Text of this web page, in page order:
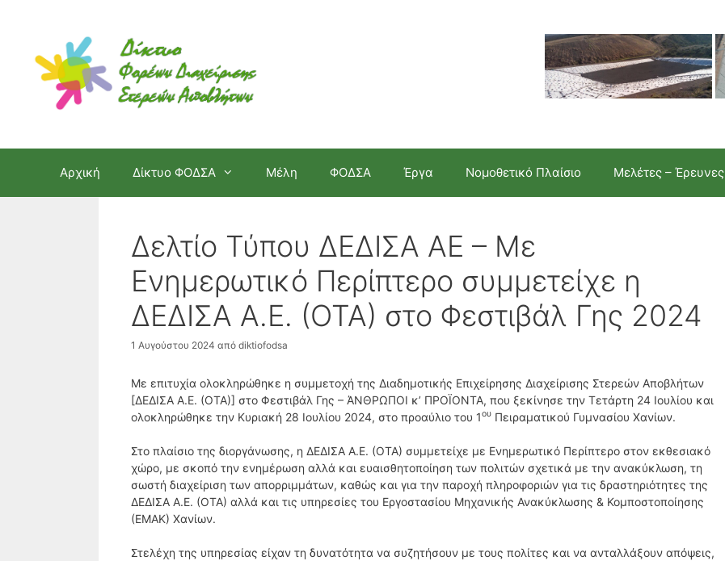
περιεχόμενο
Αρχική Δίκτυο ΦΟΔΣΑ Μέλη ΦΟΔΣΑ Έργα Νομοθετικό Πλαίσιο Μελέτες – Έρευνες
Δελτίο Τύπου ΔΕΔΙΣΑ ΑΕ – Με
Ενημερωτικό Περίπτερο συμμετείχε η
ΔΕΔΙΣΑ Α.Ε. (ΟΤΑ) στο Φεστιβάλ Γης 2024
1 Αυγούστου 2024 από diktiofodsa
Με επιτυχία ολοκληρώθηκε η συμμετοχή της Διαδημοτικής Επιχείρησης Διαχείρισης Στερεών Αποβλήτων
[ΔΕΔΙΣΑ Α.Ε. (ΟΤΑ)] στο Φεστιβάλ Γης – ΆΝΘΡΩΠΟΙ κ’ ΠΡΟΪΟΝΤΑ, που ξεκίνησε την Τετάρτη 24 Ιουλίου και
ολοκληρώθηκε την Κυριακή 28 Ιουλίου 2024, στο προαύλιο του 1ου Πειραματικού Γυμνασίου Χανίων.
Στο πλαίσιο της διοργάνωσης, η ΔΕΔΙΣΑ Α.Ε. (ΟΤΑ) συμμετείχε με Ενημερωτικό Περίπτερο στον εκθεσιακό
χώρο, με σκοπό την ενημέρωση αλλά και ευαισθητοποίηση των πολιτών σχετικά με την ανακύκλωση, τη
σωστή διαχείριση των απορριμμάτων, καθώς και για την παροχή πληροφοριών για τις δραστηριότητες της
ΔΕΔΙΣΑ Α.Ε. (ΟΤΑ) αλλά και τις υπηρεσίες του Εργοστασίου Μηχανικής Ανακύκλωσης & Κομποστοποίησης
(ΕΜΑΚ) Χανίων.
Στελέχη της υπηρεσίας είχαν τη δυνατότητα να συζητήσουν με τους πολίτες και να ανταλλάξουν απόψεις,